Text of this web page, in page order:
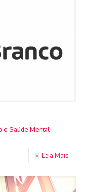
e Saúde Mental
Leia Mais